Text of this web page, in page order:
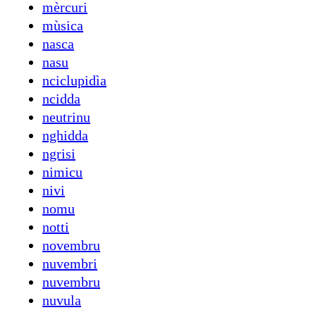
mèrcuri
mùsica
nasca
nasu
nciclupidìa
ncidda
neutrinu
nghidda
ngrisi
nimicu
nivi
nomu
notti
novembru
nuvembri
nuvembru
nuvula